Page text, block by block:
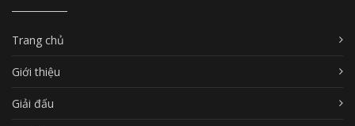
Trang chủ
Giới thiệu
Giải đấu